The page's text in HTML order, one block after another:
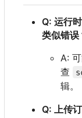
Q: 运行
类似错误
A:
查
辑。
Q: 上传